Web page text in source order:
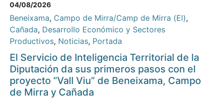
04/08/2026
Beneixama, Campo de Mirra/Camp de Mirra (El),
Cañada, Desarrollo Económico y Sectores
Productivos, Noticias, Portada
El Servicio de Inteligencia Territorial de la
Diputación da sus primeros pasos con el
proyecto “Vall Viu” de Beneixama, Campo
de Mirra y Cañada